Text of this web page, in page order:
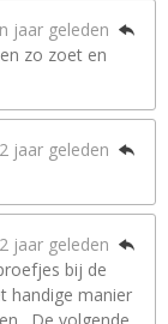
jaar geleden
zo zoet en
2 jaar geleden
2 jaar geleden
bij de
handige manier